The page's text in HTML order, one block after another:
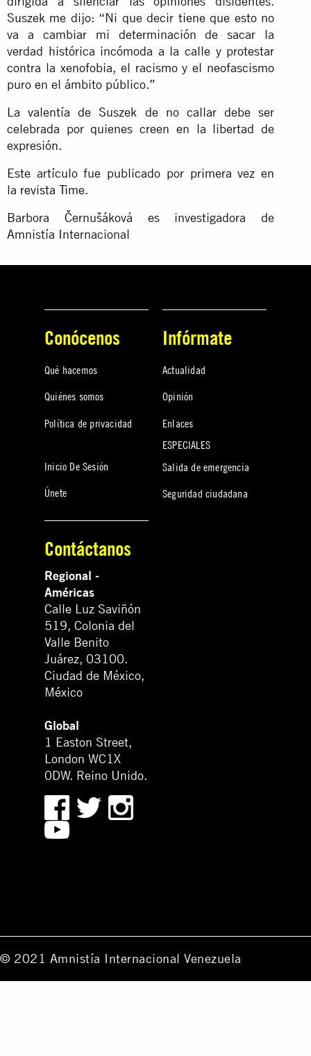
Suszek me dijo: “Ni que decir tiene que esto no
va a cambiar mi determinación de sacar la
verdad histórica incómoda a la calle y protestar
contra la xenofobia, el racismo y el neofascismo
puro en el ámbito público.”
La valentía de Suszek de no callar debe ser
celebrada por quienes creen en la libertad de
expresión.
Este artículo fue publicado por primera vez en
la revista Time.
Barbora Černušáková es investigadora de
Amnistía Internacional
Conócenos
Qué hacemos
Quiénes somos
Política de privacidad
Inicio De Sesión
Únete
Infórmate
Actualidad
Opinión
Enlaces
ESPECIALES
Salida de emergencia
Seguridad ciudadana
Contáctanos
Regional -
Américas
Calle Luz Saviñón
519, Colonia del
Valle Benito
Juárez, 03100.
Ciudad de México,
México
Global
1 Easton Street,
London WC1X
0DW. Reino Unido.
© 2021 Amnistía Internacional Venezuela